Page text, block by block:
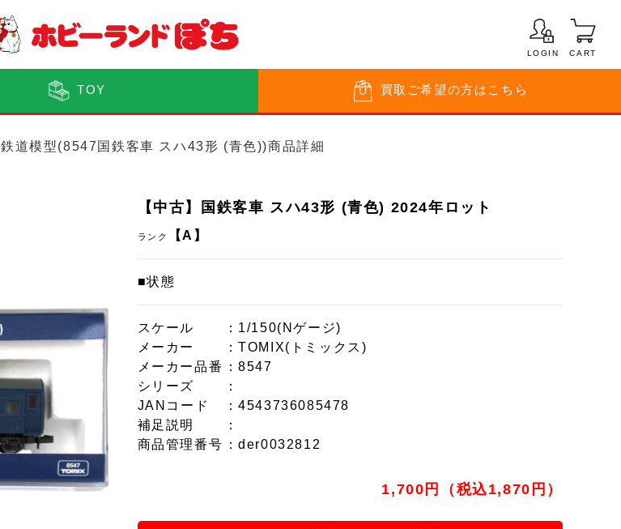
LOGIN CART
TOY 買取 ご希望の方はこちら
鉄道模型(8547国鉄客車 スハ43形 (青色))商品詳細
【中古】国鉄客車 スハ43形 (青色) 2024年ロット
ランク 【A】
■状態
スケール
：1/150(Nゲージ)
メーカー
：TOMIX(トミックス)
メーカー品番
：8547
シリーズ
：
JANコード
：4543736085478
補足説明
：
商品管理番号 ：der0032812
1,700円（税込1,870円）